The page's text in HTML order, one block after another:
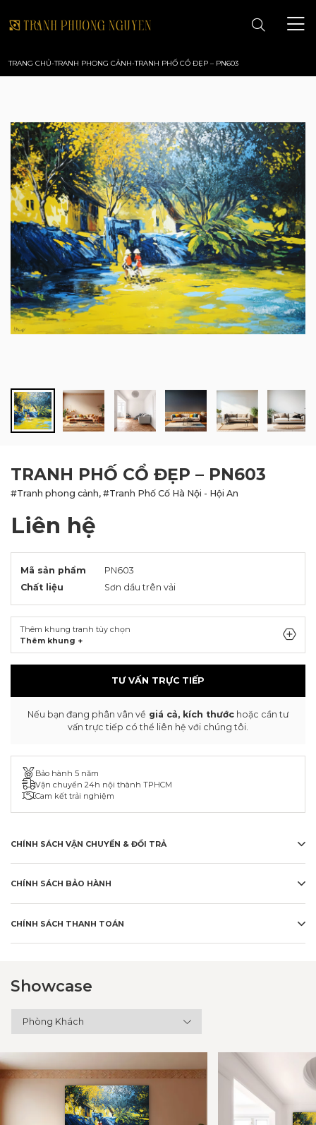
GIỚI THIỆU
TRANH PHONG CẢNH
TRANH PHONG THỦY
TRANH HOA
TRANH SƠN DẦU
BLOG
TRANG CHỦ-TRANH PHONG CẢNH-TRANH PHỐ CỔ ĐẸP – PN603
TRANH PHỐ CỔ ĐẸP – PN603
#Tranh phong cảnh, #Tranh Phố Cố Hà Nội - Hội An
Liên hệ
Mã sản phẩm
PN603
Chất liệu
Sơn dầu trên vải
Thêm khung tranh tùy chọn
Thêm khung +
TƯ VẤN TRỰC TIẾP
Nếu bạn đang phân vân về giá cả, kích thước hoặc cần tư
vấn trực tiếp có thể liên hệ với chúng tôi.
Bảo hành 5 năm
Vận chuyển 24h nội thành TPHCM
Cam kết trải nghiệm
CHÍNH SÁCH VẬN CHUYỂN & ĐỔI TRẢ
CHÍNH SÁCH BẢO HÀNH
CHÍNH SÁCH THANH TOÁN
Showcase